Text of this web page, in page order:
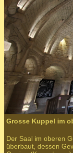
Grosse Kuppel im
Der Saal im oberen
überbaut, dessen